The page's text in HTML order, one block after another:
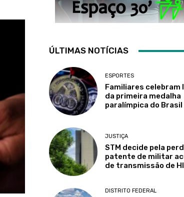
ÚLTIMAS NOTÍCIAS
ESPORTES
Familiares celebram
da primeira medalha
paralímpica do Brasil
JUSTIÇA
STM decide pela
patente de militar
de transmissão de
DISTRITO FEDERAL